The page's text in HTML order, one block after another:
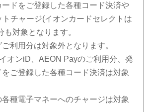
ードをご登録した各種コード決済や
チャージ(イオンカードセレクトは
も対象となります。
ご利用分は対象外となります。
オンiD、AEON Payのご利用分、発
ご登録した各種コード決済は対象
各種電子マネーへのチャージは対象